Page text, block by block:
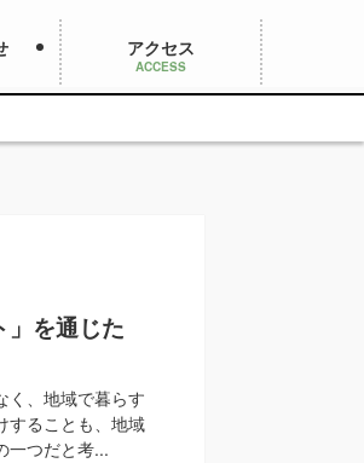
アクセス
ACCESS
」を通じた
く、地域で暮らす
することも、地域
一つだと考...